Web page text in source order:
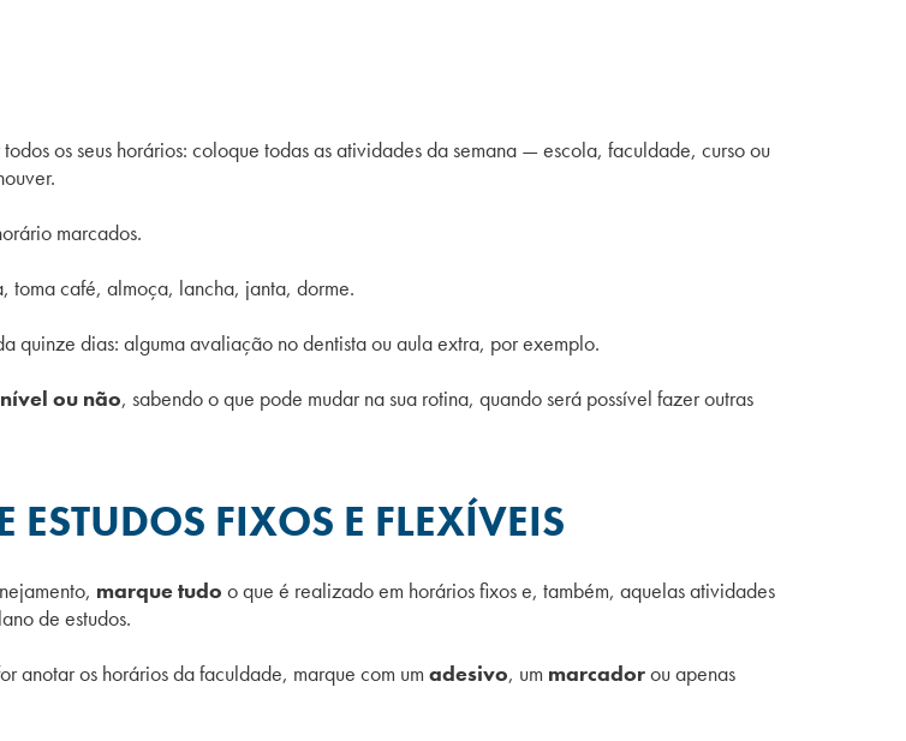
os seus horários: coloque todas as atividades da semana —escola, faculdade, curso ou
marcados.
toma café, almoça, lancha, janta, dorme.
quinze dias: alguma avaliação no dentista ou aula extra, por exemplo.
ou não, sabendo o que pode mudar na sua rotina, quando será possível fazer outras
FIXOS E FLEXÍVEIS
marque tudo o que é realizado em horários fixos e, também, aquelas atividades
de estudos.
anotar os horários da faculdade, marque com um adesivo, um marcadorou apenas